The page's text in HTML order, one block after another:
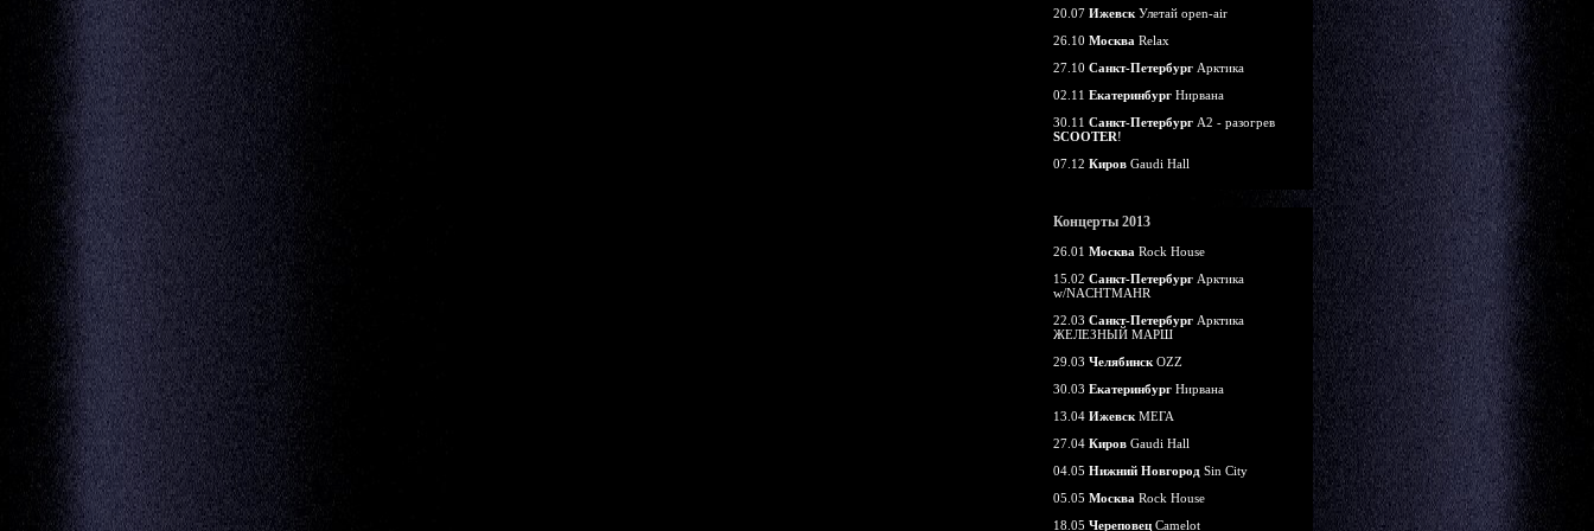
20.07 Ижевск Улетай open-air
26.10 Москва Relax
27.10 Санкт-Петербург Арктика
02.11 Екатеринбург Нирвана
30.11 Санкт-Петербург А2 - разогрев
SCOOTER!
07.12 Киров Gaudi Hall
Концерты 2013
26.01 Москва Rock House
15.02 Санкт-Петербург Арктика
w/NACHTMAHR
22.03 Санкт-Петербург Арктика
ЖЕЛЕЗНЫЙ МАРШ
29.03 Челябинск OZZ
30.03 Екатеринбург Нирвана
13.04 Ижевск МЕГА
27.04 Киров Gaudi Hall
04.05 Нижний Новгород Sin City
05.05 Москва Rock House
18.05 Череповец Camelot